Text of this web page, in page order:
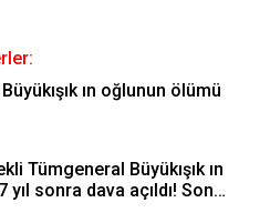
ın oğlunun ölümü
Tümgeneral Büyükışık ın
sonra dava açıldı! Son
haberler Son dakika